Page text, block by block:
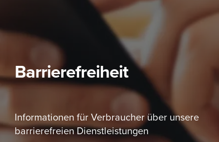
Barrierefreiheit
Informationen für Verbraucher über unsere
barrierefreien Dienstleistungen